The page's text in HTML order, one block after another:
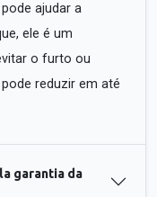
ajudar a
ele é um
o furto ou
reduzir em até
garantia da